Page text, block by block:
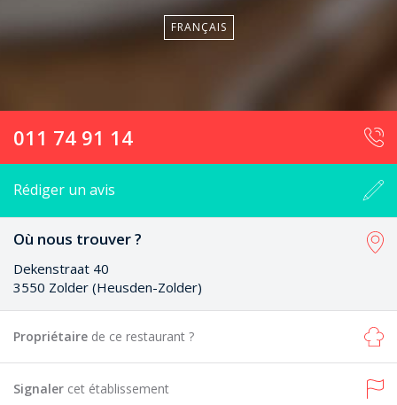
FRANÇAIS
011 74 91 14
Rédiger un avis
Où nous trouver ?
Dekenstraat 40
3550 Zolder (Heusden-Zolder)
Propriétaire de ce restaurant ?
Signaler cet établissement